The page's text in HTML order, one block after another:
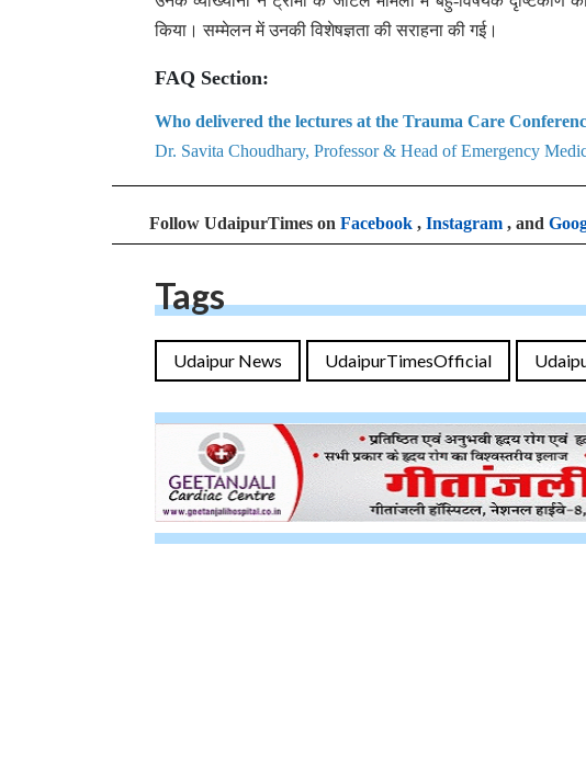
किया। सम्मेलन में उनकी विशेषज्ञता की सराहना की गई।
FAQ Section:
Who delivered the lectures at the Trauma Care
Dr. Savita Choudhary, Professor & Head of Emergency
Follow UdaipurTimes on Facebook , Instagram , and
Tags
Udaipur News UdaipurTimesOfficial